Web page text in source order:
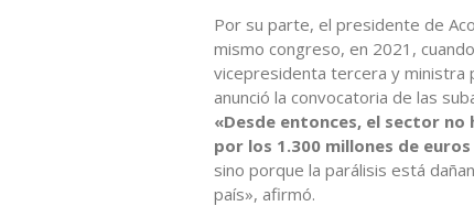
Por su parte, el presidente de
mismo congreso, en 2021,
vicepresidenta tercera y ministra
anunció la convocatoria de las
«Desde entonces, el sector
por los 1.300 millones de
sino porque la parálisis está
país», afirmó.